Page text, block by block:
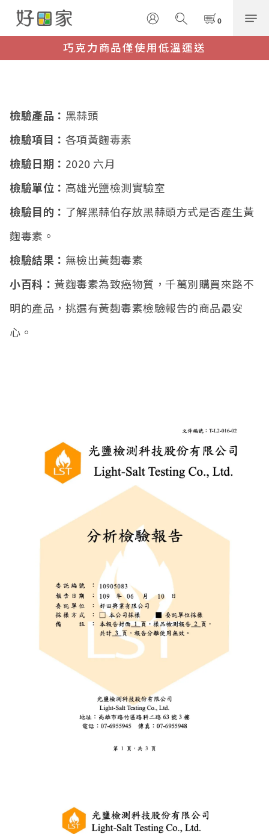
檢驗產品： 黑蒜頭
檢驗項目： 各項黃麴毒素
檢驗日期： 2020 六月
檢驗單位： 高雄光鹽檢測實驗室
檢驗目的： 了解黑蒜伯存放黑蒜頭方式是否產生黃
麴毒素。
檢驗結果： 無檢出黃麴毒素
小百科： 黃麴毒素為致癌物質，千萬別購買來路不
明的產品，挑選有黃麴毒素檢驗報告的商品最安
心。
巧克力商品僅使用低溫運送